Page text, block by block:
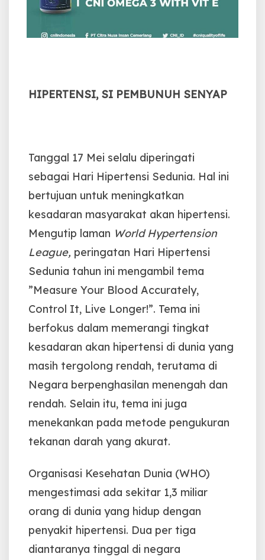
HIPERTENSI, SI PEMBUNUH SENYAP
Tanggal 17 Mei selalu diperingati
sebagai Hari Hipertensi Sedunia. Hal ini
bertujuan untuk meningkatkan
kesadaran masyarakat akan hipertensi.
Mengutip laman World Hypertension
League, peringatan Hari Hipertensi
Sedunia tahun ini mengambil tema
”Measure Your Blood Accurately,
Control It, Live Longer!”. Tema ini
berfokus dalam memerangi tingkat
kesadaran akan hipertensi di dunia yang
masih tergolong rendah, terutama di
Negara berpenghasilan menengah dan
rendah. Selain itu, tema ini juga
menekankan pada metode pengukuran
tekanan darah yang akurat.
Organisasi Kesehatan Dunia (WHO)
mengestimasi ada sekitar 1,3 miliar
orang di dunia yang hidup dengan
penyakit hipertensi. Dua per tiga
diantaranya tinggal di negara